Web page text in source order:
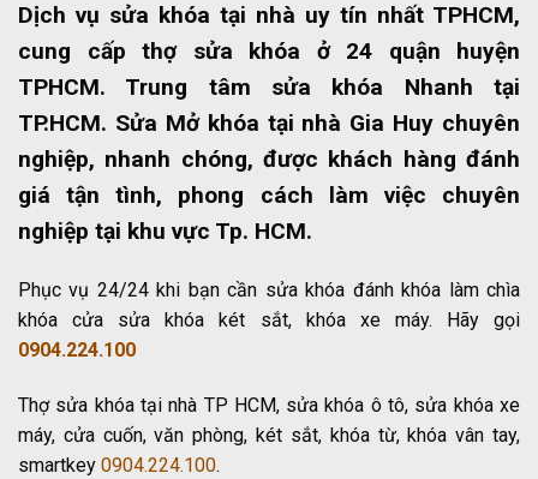
Dịch vụ sửa khóa tại nhà uy tín nhất TPHCM,
cung cấp thợ sửa khóa ở 24 quận huyện
TPHCM. Trung tâm sửa khóa Nhanh tại
TP.HCM. Sửa Mở khóa tại nhà Gia Huy chuyên
nghiệp, nhanh chóng, được khách hàng đánh
giá tận tình, phong cách làm việc chuyên
nghiệp tại khu vực Tp. HCM.
Phục vụ 24/24 khi bạn cần sửa khóa đánh khóa làm chìa
khóa cửa sửa khóa két sắt, khóa xe máy. Hãy gọi
0904.224.100
Thợ sửa khóa tại nhà TP HCM, sửa khóa ô tô, sửa khóa xe
máy, cửa cuốn, văn phòng, két sắt, khóa từ, khóa vân tay,
smartkey 0904.224.100.